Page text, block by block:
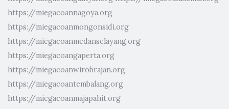
https://miegacoannagoya.org
https://miegacoanmongonsidi.org
https://miegacoanmedanselayang.org
https://miegacoangaperta.org
https://miegacoanwirobrajan.org
https://miegacoantembalang.org
https://miegacoanmajapahit.org